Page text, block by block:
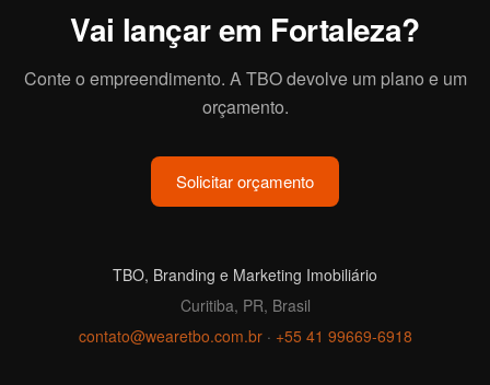
Vai lançar em Fortaleza?
Conte o empreendimento. A TBO devolve um plano e um
orçamento.
Solicitar orçamento
TBO, Branding e Marketing Imobiliário
Curitiba, PR, Brasil
contato@wearetbo.com.br· +55 41 99669-6918